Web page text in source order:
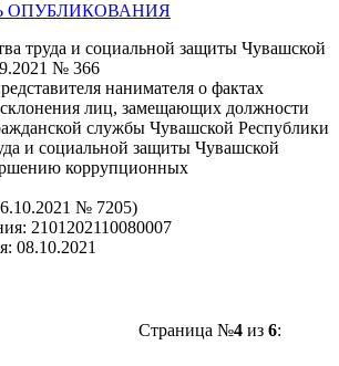
ОПУБЛИКОВАНИЯ
труда и социальной защиты Чувашской
№ 366
нанимателя о фактах
лиц, замещающих должности
службы Чувашской Республики
и социальной защиты Чувашской
коррупционных
№ 7205)
2101202110080007
08.10.2021
Страница №4из 6: